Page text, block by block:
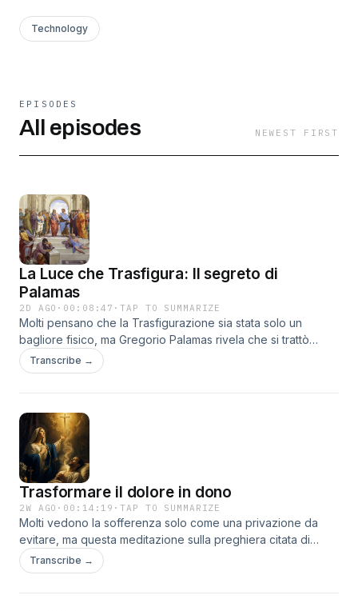
Technology
EPISODES
All episodes NEWEST FIRST
La Luce che Trasfigura: Il segreto di
Palamas
2D AGO · 00:08:47 ·TAP TO SUMMARIZE
Molti pensano che la Trasfigurazione sia stata solo un
bagliore fisico, ma Gregorio Palamas rivela che si trattò
dell'incontro con una luce divina eterna e increata. Scopri
come purificare il tuo sguardo per iniziare a vedere oltre i
testimoni-della-verita--6305990/support.
Transcribe →
Trasformare il dolore in dono
2W AGO · 00:14:19 ·TAP TO SUMMARIZE
Molti vedono la sofferenza solo come una privazione da
evitare, ma questa meditazione sulla preghiera citata di
seguito rivela come possa diventare un'arma potentissima di
salvezza per gli altri. Due voci esplorano il paradosso
Transcribe →